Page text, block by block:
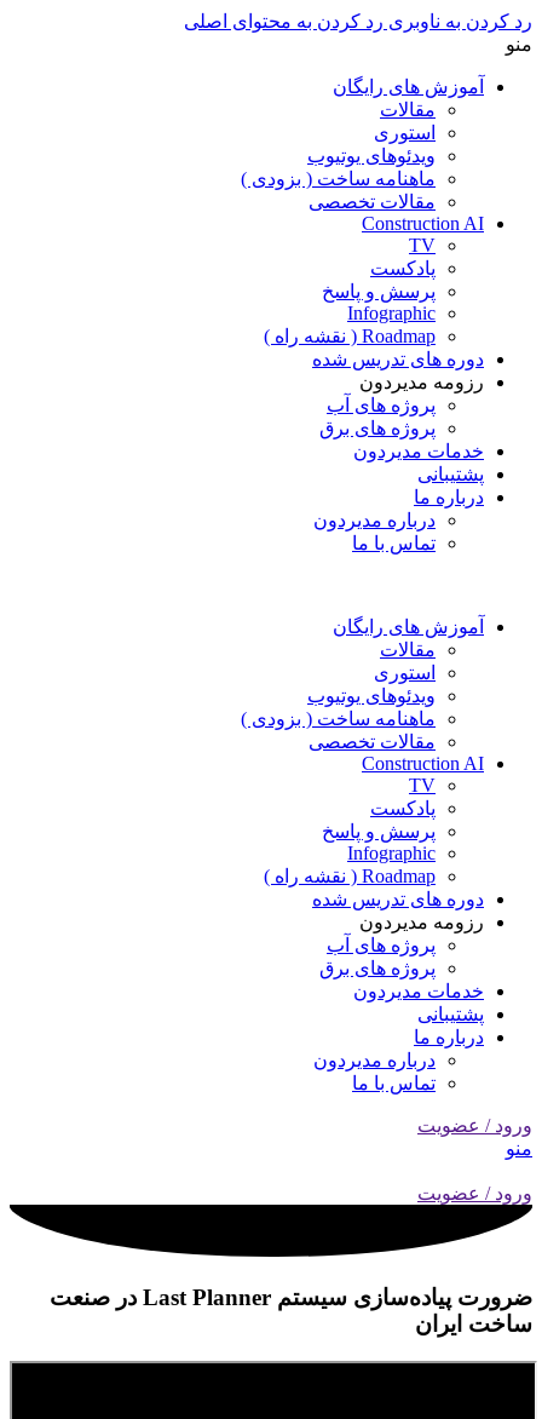
رد کردن به ناوبری رد کردن به محتوای اصلی
منو
آموزش های رایگان
مقالات
استوری
ویدئوهای یوتیوب
ماهنامه ساخت ( بزودی )
مقالات تخصصی
Construction AI
TV
پادکست
پرسش و پاسخ
Infographic
Roadmap ( نقشه راه )
دوره های تدریس شده
رزومه مدیردون
پروژه های آب
پروژه های برق
خدمات مدیردون
پشتیبانی
درباره ما
درباره مدیردون
تماس با ما
آموزش های رایگان
مقالات
استوری
ویدئوهای یوتیوب
ماهنامه ساخت ( بزودی )
مقالات تخصصی
Construction AI
TV
پادکست
پرسش و پاسخ
Infographic
Roadmap ( نقشه راه )
دوره های تدریس شده
رزومه مدیردون
پروژه های آب
پروژه های برق
خدمات مدیردون
پشتیبانی
درباره ما
درباره مدیردون
تماس با ما
ورود / عضویت
منو
ورود / عضویت
ضرورت پیاده‌سازی سیستم Last Planner در صنعت
ساخت ایران